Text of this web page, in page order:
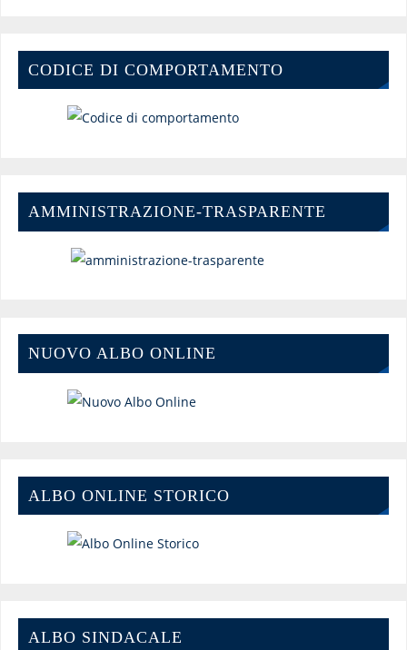
CODICE DI COMPORTAMENTO
AMMINISTRAZIONE-TRASPARENTE
NUOVO ALBO ONLINE
ALBO ONLINE STORICO
ALBO SINDACALE